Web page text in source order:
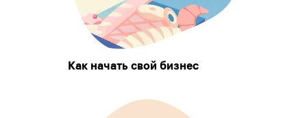
Как начать свой бизнес